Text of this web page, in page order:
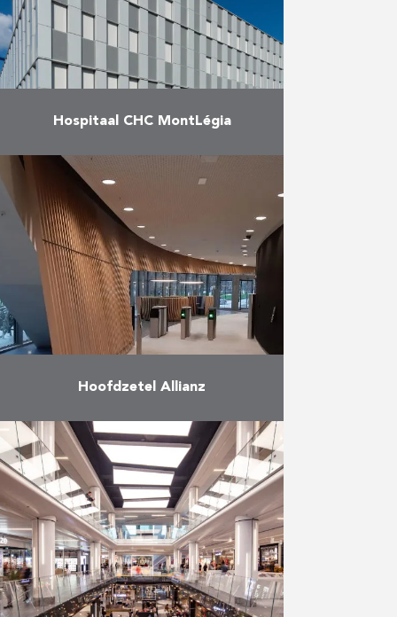
Meer
Hospitaal CHC MontLégia
Bouw van een servicegebouw, een
kinderdagverblijf en de aanleg van
een parking: 300 kantoorplaatsen
72 bedden voor het
kinderdagverblijf 180
parkingplaatsen De werf werd in
…
Meer
Hoofdzetel Allianz
Allianz verhuisde in februari 2020
haar hoofdzetel in de Benelux van
het Brouckèreplein naar de
Brusselse Noordwijk. De
verzekeraar nam haar intrek in één
van …
Meer